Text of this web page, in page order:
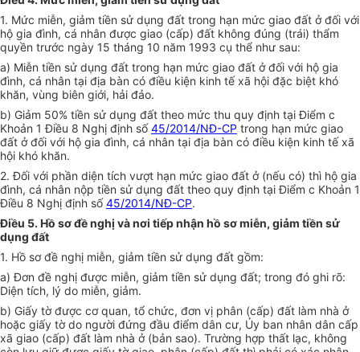
1. Mức miễn, giảm tiền sử dụng đất trong hạn mức giao đất ở đối với
hộ gia đình, cá nhân được giao (cấp) đất không đúng (trái) thẩm
quyền trước ngày 15 tháng 10 năm 1993 cụ thể như sau:
a) Miễn tiền sử dụng đất trong hạn mức giao đất ở đối với hộ gia
đình, cá nhân tại địa bàn có điều kiện kinh tế xã hội đặc biệt khó
khăn, vùng biên giới, hải đảo.
b) Giảm 50% tiền sử dụng đất theo mức thu quy định tạiĐiểm c
Khoản 1 Điều 8 Nghị định số45/2014/NĐ-CP trong hạn mức giao
đất ở đối với hộ gia đình, cá nhân tại địa bàn có điều kiện kinh tếxã
hội khó khăn.
2. Đối với phần diện tích vượt hạn mức giao đất ở (nếu có) thì hộ gia
đình, cá nhân nộp tiền sử dụng đất theo quy định tại Điểm c Khoản 1
Điều 8 Nghị định số45/2014/NĐ-CP.
Điều 5. Hồ sơ đề nghị và nơi tiếp nhận hồ sơ miễn, giảm tiền sử
dụng đất
1. Hồ sơ đề nghị miễn, giảm tiền sử dụng đất gồm:
a) Đơn đề nghị được miễn, giảm tiền sử dụng đất; trong đó ghi rõ:
Diện tích, lý do miễn, giảm.
b) Giấy tờ được cơ quan, tổ chức, đơn vị phân (cấp) đất làm nhà ở
hoặc giấy tờ do người đứng đầu điểm dân cư, Ủy ban nhân dân cấp
xã giao (cấp) đất làm nhà ở (bản sao). Trường hợp thất lạc, không